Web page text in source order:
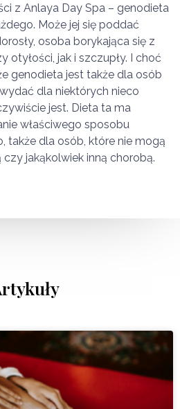
z Anlaya Day Spa – genodieta
Może jej się poddać
osoba borykająca się z
otyłości, jak i szczupły. I choć
genodieta jest także dla osób
dla niektórych nieco
jest. Dieta ta ma
właściwego sposobu
także dla osób, które nie mogą
jakąkolwiek inną chorobą.